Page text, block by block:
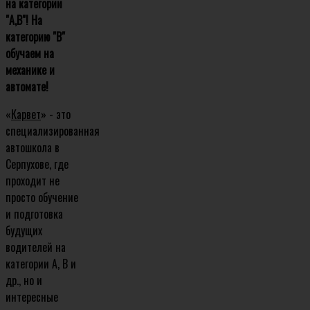
на категории
"А,В"! На
категорию "В"
обучаем на
механике и
автомате!
«Карвет» - это
специализированная
автошкола в
Серпухове, где
проходит не
просто обучение
и подготовка
будущих
водителей на
категории A, B и
др., но и
интересные